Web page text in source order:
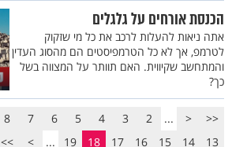
הכנסת אורחים על גלגלים
אתה ניאות להעלות לרכב את כל מי שזקוק
לטרמפ, אך לא כל הטרמפיסטים הם מהסוג העדין
והמתחשב שקיווית. האם תוותר על המצווה בשל
כך?
<<
<
...
2
3
4
5
6
7
8
13
14
15
16
17
18
19
...
>
>>